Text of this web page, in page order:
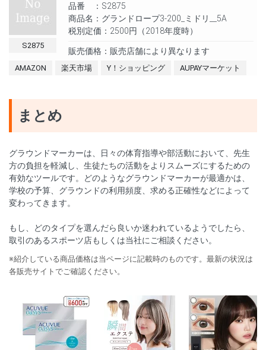
S2875
品番 ：S2875
商品名：グランドロープ3-200_ミドリ__5A
税別定価：2500円（2018年度時）
販売価格：販売店舗により異なります
AMAZON 楽天市場 Y！ショッピング AUPAYマーケット
まとめ
グラウンドマーカーは、日々の体育指導や部活動において、先生
方の負担を軽減し、生徒たちの活動をよりスムーズにするための
有効なツールです。どのようなグラウンドマーカーが最適かは、
学校の予算、グラウンドの利用頻度、求める正確性などによって
変わってきます。
もし、どのタイプを選んだら良いか迷われているようでしたら、
取引のあるスポーツ店もしくは当社にご相談ください。
※紹介している商品価格は当ページに記載時のものです。最新の状況は
各販売サイトでご確認ください。